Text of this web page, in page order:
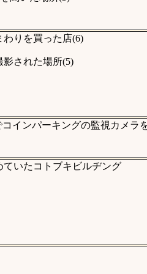
わりを買った店(6)
影された場所(5)
コインパーキングの監視カメ
ていたコトブキビルヂング